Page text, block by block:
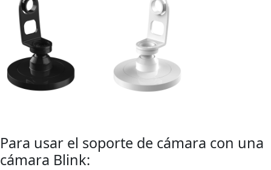
Para usar el soporte de cámara con una
cámara Blink: